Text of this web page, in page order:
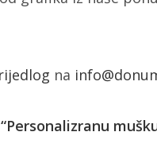
na
“Personalizranu